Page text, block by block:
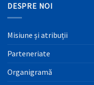
DESPRE NOI
Misiune și atribuții
Parteneriate
Organigramă